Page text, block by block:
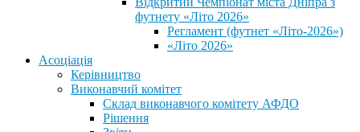
футнету «Літо 2026»
Регламент (футнет «Літо-2026»)
«Літо 2026»
Асоціація
Керівництво
Виконавчий комітет
Склад виконавчого комітету АФДО
Рішення